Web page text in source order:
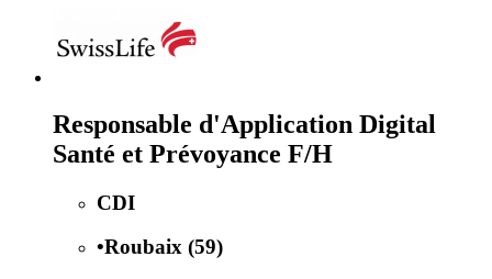
Responsable d'Application Digital
Santé et Prévoyance F/H
CDI
•Roubaix (59)